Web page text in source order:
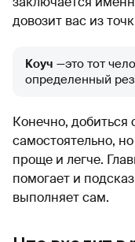
довозит вас из
Коуч —это тот
определенный
Конечно,
самостоятельно,
проще и легче.
помогает и
выполняет сам.